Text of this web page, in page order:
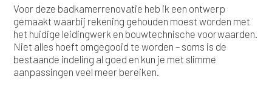
Voor deze badkamerrenovatie heb ik een ontwerp
gemaakt waarbij rekening gehouden moest worden met
het huidige leidingwerk en bouwtechnische voorwaarden.
Niet alles hoeft omgegooid te worden – soms is de
bestaande indeling al goed en kun je met slimme
aanpassingen veel meer bereiken.